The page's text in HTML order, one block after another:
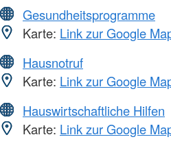
Gesundheitsprogramme
Karte: Link zur Google
Hausnotruf
Karte: Link zur Google
Hauswirtschaftliche Hilfen
Karte: Link zur Google